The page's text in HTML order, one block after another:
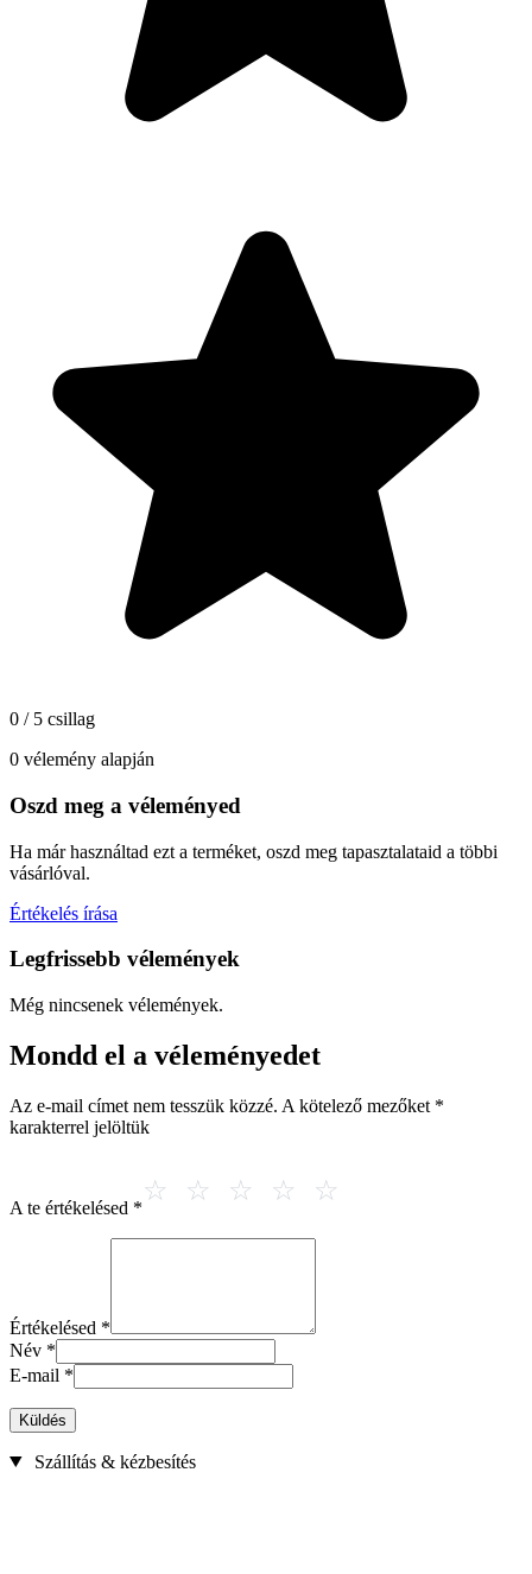
0 / 5 csillag
0 vélemény alapján
Oszd meg a véleményed
Ha már használtad ezt a terméket, oszd meg tapasztalataid a többi
vásárlóval.
Értékelés írása
Legfrissebb vélemények
Még nincsenek vélemények.
Mondd el a véleményedet
Az e-mail címet nem tesszük közzé. A kötelező mezőket *
karakterrel jelöltük
A te értékelésed *
Értékelésed *
Név *
E-mail *
Küldés
Szállítás & kézbesítés